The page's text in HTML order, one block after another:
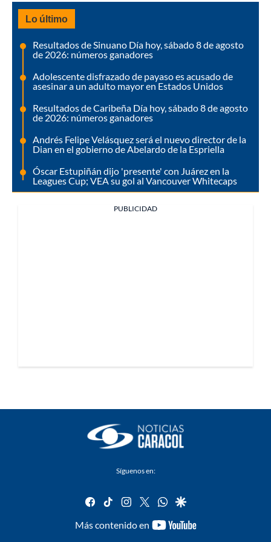
Lo último
Resultados de Sinuano Día hoy, sábado 8 de agosto
de 2026: números ganadores
Adolescente disfrazado de payaso es acusado de
asesinar a un adulto mayor en Estados Unidos
Resultados de Caribeña Día hoy, sábado 8 de agosto
de 2026: números ganadores
Andrés Felipe Velásquez será el nuevo director de la
Dian en el gobierno de Abelardo de la Espriella
Óscar Estupiñán dijo 'presente' con Juárez en la
Leagues Cup; VEA su gol al Vancouver Whitecaps
PUBLICIDAD
Síguenos en:
facebook
tiktok instagram
twitterwhatsapp
google
Más contenido en
youtube-